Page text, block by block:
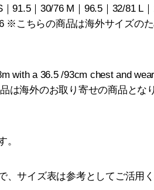
91.5｜30/76 M｜96.5｜32/81 L｜
※こちらの商品は海外サイズの
with a 36.5 /93cm chest and
海外のお取り寄せの商品とな
サイズ表は参考としてご活用く